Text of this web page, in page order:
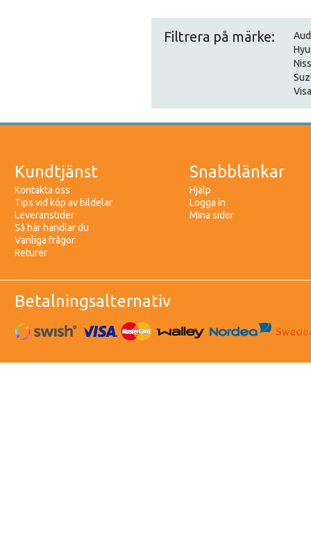
Filtrera på märke:
Kundtjänst
Kontakta oss
Tips vid köp av bildelar
Leveranstider
Så här handlar du
Vanliga frågor
Returer
Snabblänkar
Hjälp
Logga in
Mina sidor
Betalningsalternativ